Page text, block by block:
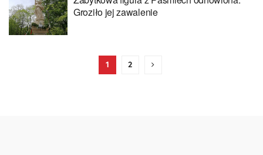
Groziło jej zawalenie
1 2